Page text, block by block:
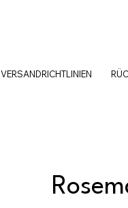
VERSANDRICHTLINIEN